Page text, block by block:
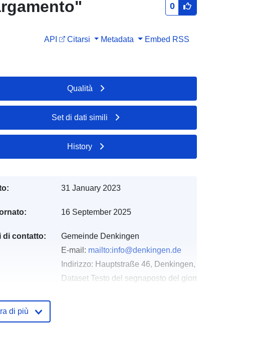
0
API Citarsi Metadata Embed RSS
Qualità
Set di dati simili
History
31 January 2023
16 September 2025
di contatto:
Gemeinde Denkingen
E-mail: mailto:info@denkingen.de
Indirizzo: Hauptstraße 46, Denkingen, 78588,
Dataset Testo del segnaposto del giorno della
del
di più